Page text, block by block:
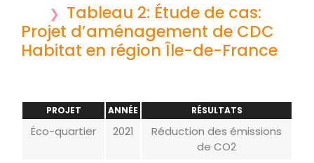
Tableau 2: Étude de cas:
Projet d’aménagement de CDC
Habitat en région Île-de-France
PROJET ANNÉE RÉSULTATS
Éco-quartier 2021
Réduction des émissions
de CO2